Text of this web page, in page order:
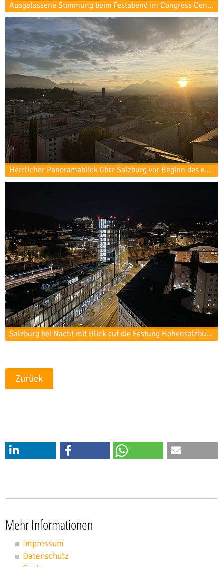
Ausgelassene Stimmung beim Festabend im Congress Center und in der Ausstellungshalle. Von rechts nach links: Sebastian Holzer, Markus Gruber, Geschäftsführer Heiner Kontrus und Michael Mett.
Herrlicher Panoramablick über Salzburg vor Beginn des ersten Messetages.
Salzburg bei Nacht mit Blick auf die Festung Hohensalzburg.
Zurück
Mehr Informationen
Impressum
Datenschutz